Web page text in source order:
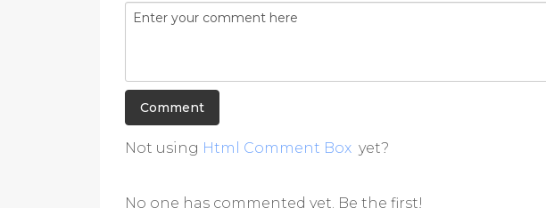
Not using Html Comment Box yet?
No one has commented yet. Be the first!